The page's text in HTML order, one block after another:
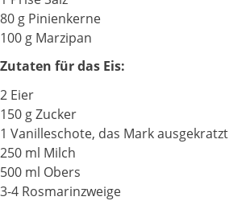
80 g Pinienkerne
100 g Marzipan
Zutaten für das Eis:
2 Eier
150 g Zucker
1 Vanilleschote, das Mark ausgekratzt
250 ml Milch
500 ml Obers
3-4 Rosmarinzweige